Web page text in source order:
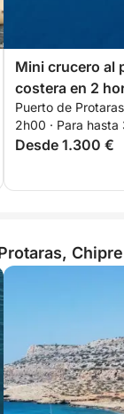
Mini crucero al
costera en 2
Puerto de
2h00 · Para hasta
Desde 1.300 €
Chipre